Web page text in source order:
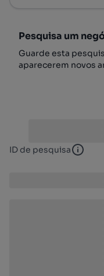
Pesquisa um
Guarde esta
aparecerem novos
ID de pesquisa ID de